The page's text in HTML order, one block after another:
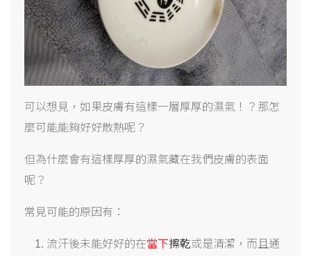
可以想見，如果皮膚有這樣一層厚厚的濕氣！？那怎
麼可能能夠好好散熱呢？
但為什麼會有這樣厚厚的濕氣藏在我們皮膚的表面
呢？
常見可能的原因有：
流汗後未能好好的在當下擦乾或是清潔，而且通